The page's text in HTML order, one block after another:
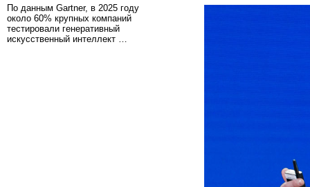
По данным Gartner, в 2025 году
около 60% крупных компаний
тестировали генеративный
искусственный интеллект …